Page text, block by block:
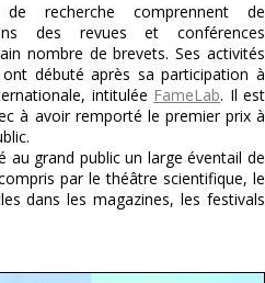
recherche comprennent de
des revues et conférences
nombre de brevets. Ses activités
débuté après sa participation à
intitulée FameLab. Il est
à avoir remporté le premier prix à
au grand public un large éventail de
par le théâtre scientifique, le
dans les magazines, les festivals